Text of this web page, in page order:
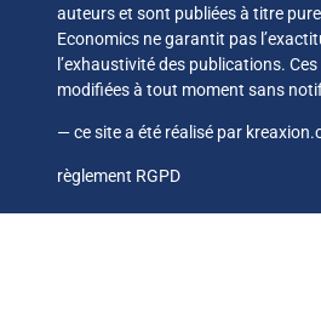
auteurs et sont publiées à titre
Economics ne garantit pas
l’exhaustivité des publications.
modifiées à tout moment sans
— ce site a été réalisé par
règlement RGPD